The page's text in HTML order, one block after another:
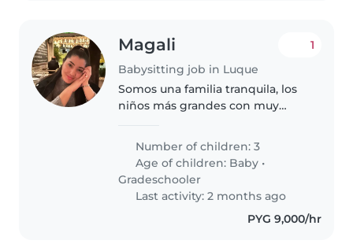
Magali
Babysitting job in Luque
1
Somos una familia tranquila, los
niños más grandes con muy
muy buena y tranquila
Number of children: 3
Age of children: Baby •
Gradeschooler
Last activity: 2 months ago
PYG 9,000/hr